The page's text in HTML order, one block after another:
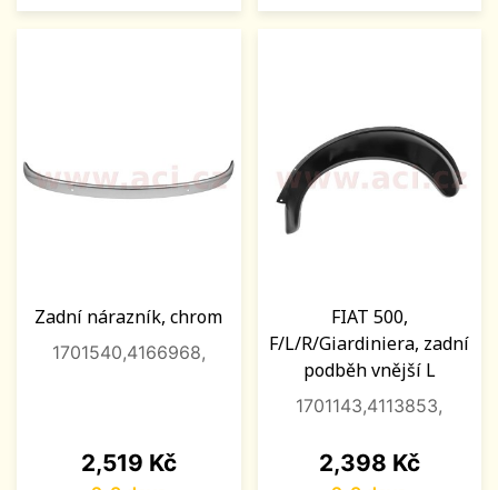
Zadní nárazník, chrom
1701540,4166968,
Price
2,519 Kč
FIAT 500,
F/L/R/Giardiniera, zadní
podběh vnější L
1701143,4113853,
Price
2,398 Kč